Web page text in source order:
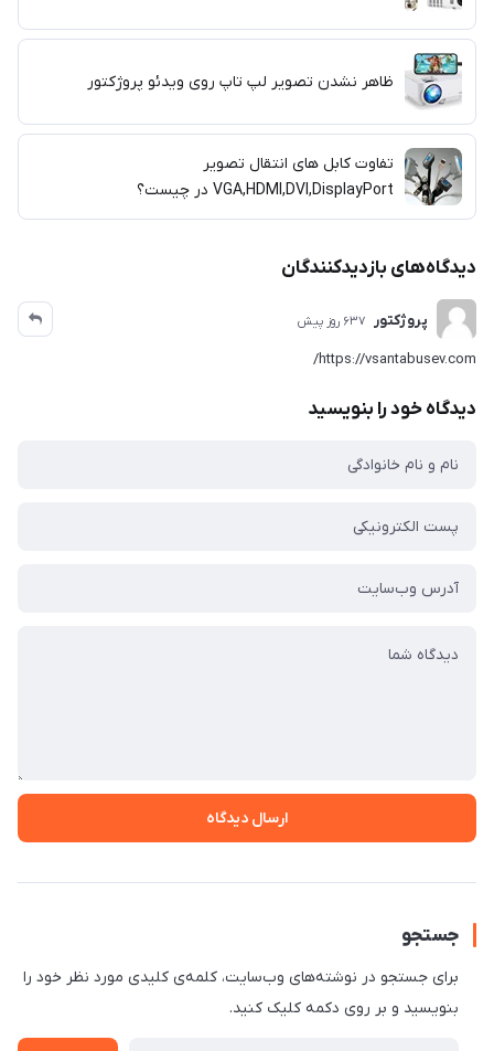
ظاهر نشدن تصویر لپ تاپ روی ویدئو پروژکتور
تفاوت کابل های انتقال تصویر
VGA,HDMI,DVI,DisplayPort در چیست؟
دیدگاه‌های بازدیدکنندگان
پروژکتور 637 روز پیش
https://vsantabusev.com/
دیدگاه خود را بنویسید
ارسال دیدگاه
جستجو
برای جستجو در نوشته‌های وب‌سایت، کلمه‌ی کلیدی مورد نظر خود را
بنویسید و بر روی دکمه کلیک کنید.